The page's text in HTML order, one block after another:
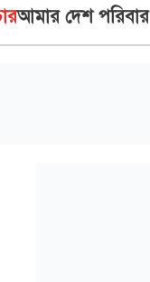
আমার দেশ পরিবার